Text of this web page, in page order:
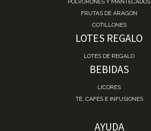
POLVORONES Y MANTECADOS
FRUTAS DE ARAGÓN
COTILLONES
LOTES REGALO
LOTES DE REGALO
BEBIDAS
LICORES
TÉ, CAFÉS E INFUSIONES
AYUDA